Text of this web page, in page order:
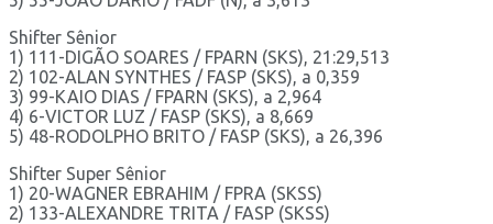
Shifter Sênior
1) 111-DIGÃO SOARES / FPARN (SKS), 21:29,513
2) 102-ALAN SYNTHES / FASP (SKS), a 0,359
3) 99-KAIO DIAS / FPARN (SKS), a 2,964
4) 6-VICTOR LUZ / FASP (SKS), a 8,669
5) 48-RODOLPHO BRITO / FASP (SKS), a 26,396
Shifter Super Sênior
1) 20-WAGNER EBRAHIM / FPRA (SKSS)
2) 133-ALEXANDRE TRITA / FASP (SKSS)